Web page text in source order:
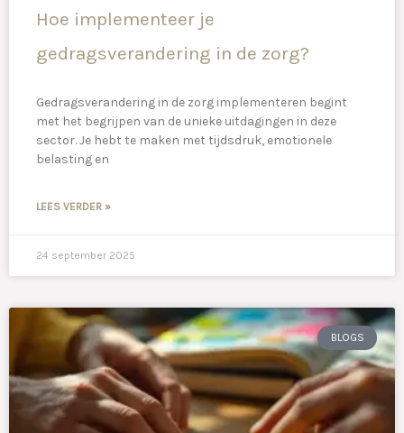
Hoe implementeer je
gedragsverandering in de zorg?
Gedragsverandering in de zorg implementeren begint
met het begrijpen van de unieke uitdagingen in deze
sector. Je hebt te maken met tijdsdruk, emotionele
belasting en
LEES VERDER »
24 september 2025
BLOGS